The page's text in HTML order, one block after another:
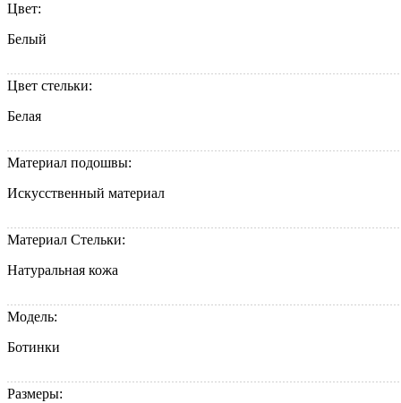
Цвет:
Белый
Цвет стельки:
Белая
Материал подошвы:
Искусственный материал
Материал Стельки:
Натуральная кожа
Модель:
Ботинки
Размеры: